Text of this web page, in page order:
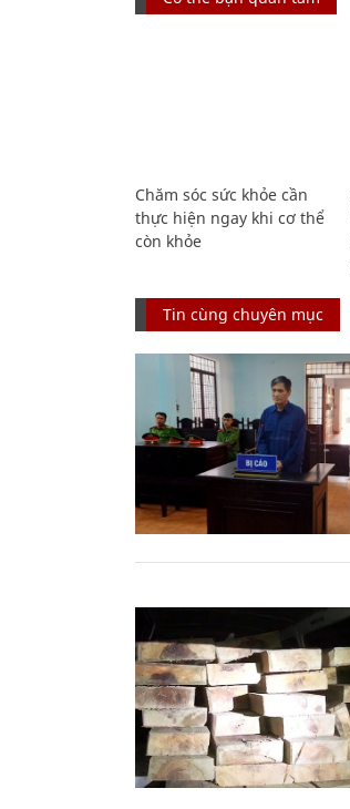
Chăm sóc sức khỏe cần
thực hiện ngay khi cơ thể
còn khỏe
Tin cùng chuyên mục